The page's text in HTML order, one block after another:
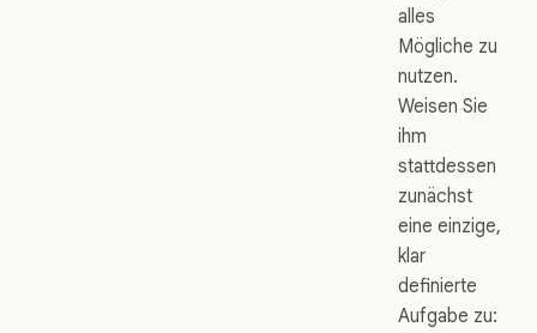
alles
Mögliche zu
nutzen.
Weisen Sie
ihm
stattdessen
zunächst
eine einzige,
klar
definierte
Aufgabe zu: